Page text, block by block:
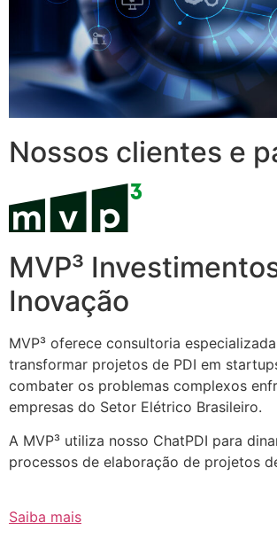
Nossos clientes e
MVP³
Inovação
MVP³ oferece consultoria
transformar projetos de PDI em
combater os problemas complexos
empresas do Setor Elétrico Brasileiro.
A MVP³ utiliza nosso ChatPDI para
processos de elaboração de projetos
Saiba mais